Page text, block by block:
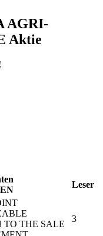
AGRI-
Aktie
EN
Leser
TO THE SALE
3